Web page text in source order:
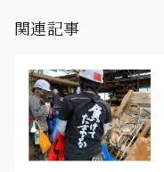
関連記事